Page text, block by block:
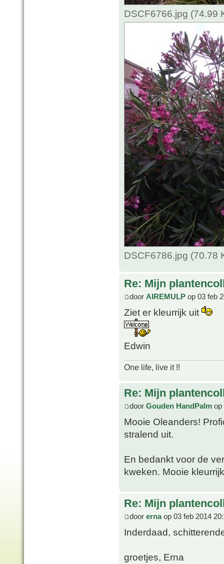
DSCF6766.jpg (74.99
DSCF6786.jpg (70.78
Re: Mijn
door AIREMULP op 03 feb
Ziet er kleurrijk uit
Edwin
One life, live it !!
Re: Mijn
door Gouden HandPalm op
Mooie Oleanders!
stralend uit.
En bedankt voor de
kweken. Mooie
Re: Mijn
door ernaop 03 feb 2014
Inderdaad,
groetjes, Erna